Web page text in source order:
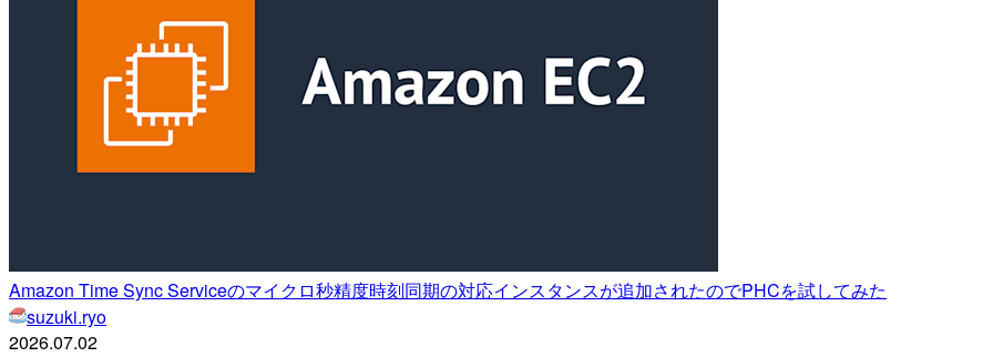
Amazon Time Sync Serviceのマイクロ秒精度時刻同期の対応インスタンスが追加されたのでPHCを試してみた
suzuki.ryo
2026.07.02